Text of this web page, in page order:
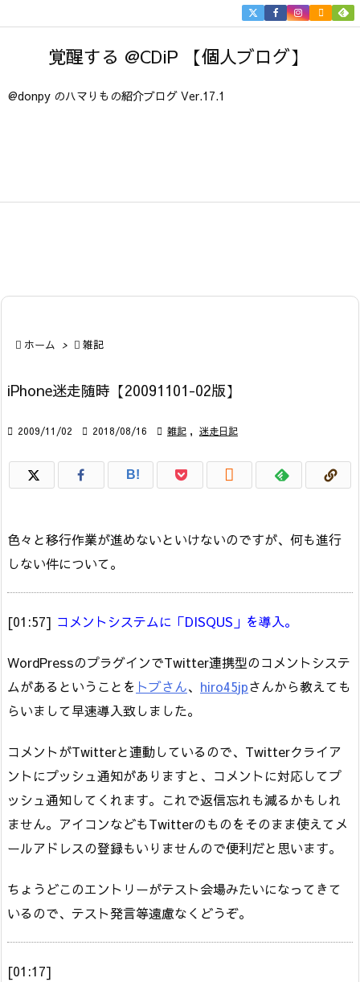
覚醒する @CDiP 【個人ブログ】
@donpy のハマりもの紹介ブログ Ver.17.1


 ホーム >  雑記
iPhone迷走随時【20091101-02版】
 2009/11/02  2018/08/16  雑記 , 迷走日記
B! 
色々と移行作業が進めないといけないのですが、何も進行
しない件について。
[01:57] コメントシステムに「DISQUS」を導入。
WordPressのプラグインでTwitter連携型のコメントシステ
ムがあるということを トブさん、 hiro45jpさんから教えても
らいまして早速導入致しました。
コメントがTwitterと連動しているので、Twitterクライア
ントにプッシュ通知がありますと、コメントに対応してプ
ッシュ通知してくれます。これで返信忘れも減るかもしれ
ません。アイコンなどもTwitterのものをそのまま使えてメ
ールアドレスの登録もいりませんので便利だと思います。
ちょうどこのエントリーがテスト会場みたいになってきて
いるので、テスト発言等遠慮なくどうぞ。
[01:17]